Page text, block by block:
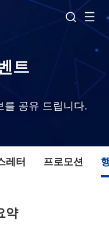
트
를 공유 드립니다.
레터 프로모션
약